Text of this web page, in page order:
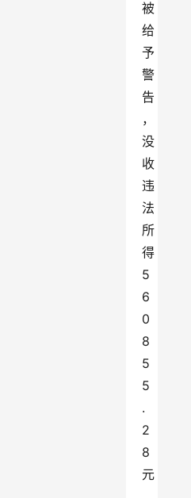
被
给
予
警
告
，
没
收
违
法
所
得
5
6
0
8
5
5
.
2
8
元